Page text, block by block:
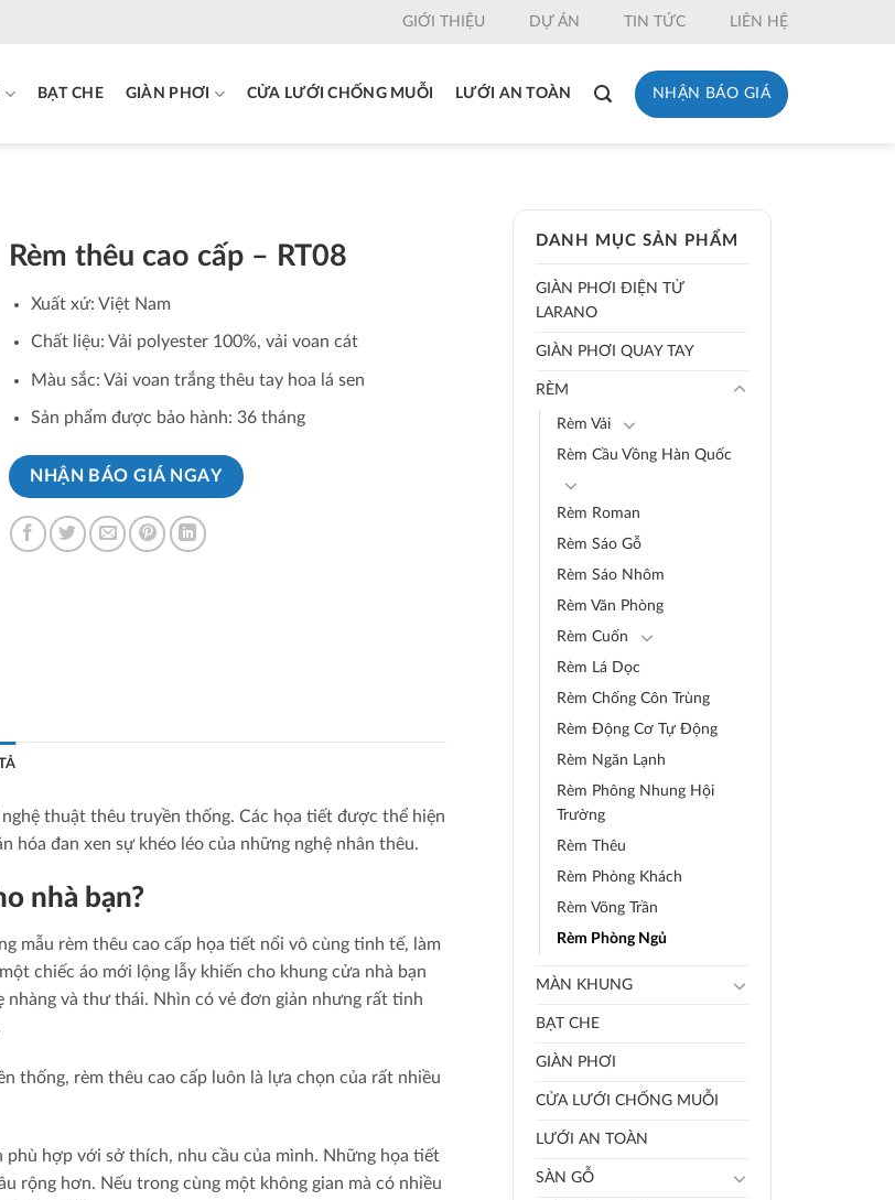
GIỚI THIỆU DỰ ÁN TIN TỨC LIÊN HỆ
BẠT CHE GIÀN PHƠI CỬA LƯỚI CHỐNG MUỖI LƯỚI AN TOÀN NHẬN BÁO GIÁ
DANH MỤC SẢN PHẨM
GIÀN PHƠI ĐIỆN TỬ
LARANO
GIÀN PHƠI QUAY TAY
RÈM
Rèm Vải
Rèm Cầu Vồng Hàn Quốc
Rèm Roman
Rèm Sáo Gỗ
Rèm Sáo Nhôm
Rèm Văn Phòng
Rèm Cuốn
Rèm Lá Dọc
Rèm Chống Côn Trùng
Rèm Động Cơ Tự Động
Rèm Ngăn Lạnh
Rèm Phông Nhung Hội
Trường
Rèm Thêu
Rèm Phòng Khách
Rèm Võng Trần
Rèm Phòng Ngủ
MÀN KHUNG
BẠT CHE
GIÀN PHƠI
CỬA LƯỚI CHỐNG MUỖI
LƯỚI AN TOÀN
SÀN GỖ
Rèm thêu cao cấp – RT08
Xuất xứ: Việt Nam
Chất liệu: Vải polyester 100%, vải voan cát
Màu sắc: Vải voan trắng thêu tay hoa lá sen
Sản phẩm được bảo hành: 36 tháng
NHẬN BÁO GIÁ NGAY
thuật thêu truyền thống. Các họa tiết được thể hiện
hóa đan xen sự khéo léo của những nghệ nhân thêu.
nhà bạn?
mẫu rèm thêu cao cấp họa tiết nổi vô cùng tinh tế, làm
chiếc áo mới lộng lẫy khiến cho khung cửa nhà bạn
nhàng và thư thái. Nhìn có vẻ đơn giản nhưng rất tinh
thống, rèm thêu cao cấp luôn là lựa chọn của rất nhiều
phù hợp với sở thích, nhu cầu của mình. Những họa tiết
rộng hơn. Nếu trong cùng một không gian mà có nhiều